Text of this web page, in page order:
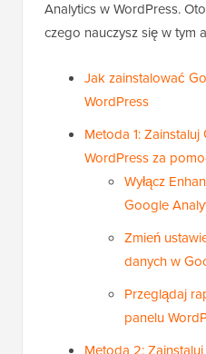
Analytics w WordPress.
czego nauczysz się w tym
Jak zainstalować
WordPress
Metoda 1:
WordPress za
Wyłącz
Google
Zmień
danych w
Przeglądaj
panelu
Metoda 2: